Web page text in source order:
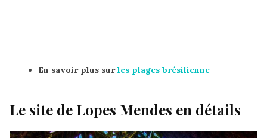
En savoir plus surles plages brésilienne
Le site de Lopes Mendes en détails